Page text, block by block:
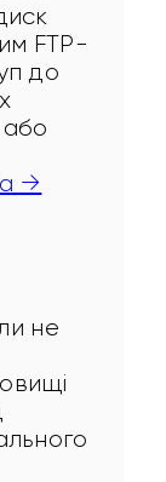
FTP-
до
або
→
не